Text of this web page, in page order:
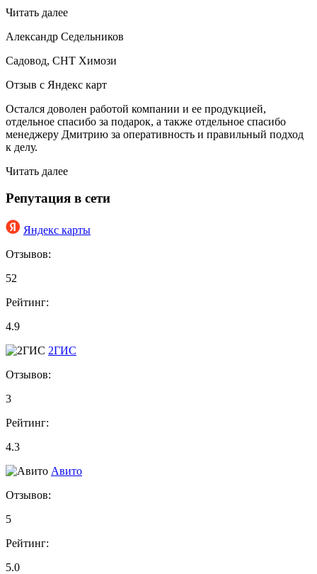
Читать далее
Александр Седельников
Садовод, СНТ Химози
Отзыв с Яндекс карт
Остался доволен работой компании и ее продукцией,
отдельное спасибо за подарок, а также отдельное спасибо
менеджеру Дмитрию за оперативность и правильный подход
к делу.
Читать далее
Репутация в сети
Яндекс карты
Отзывов:
52
Рейтинг:
4.9
2ГИС
Отзывов:
3
Рейтинг:
4.3
Авито
Отзывов:
5
Рейтинг:
5.0